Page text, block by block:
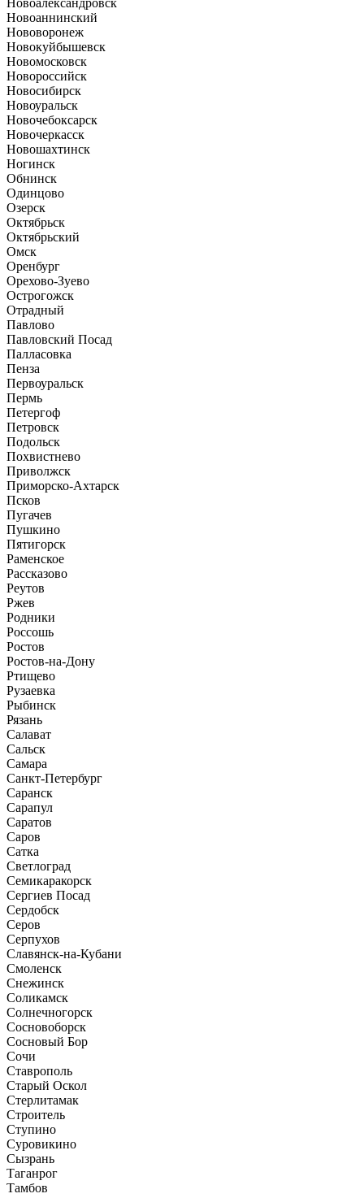
Новоалександровск
Новоаннинский
Нововоронеж
Новокуйбышевск
Новомосковск
Новороссийск
Новосибирск
Новоуральск
Новочебоксарск
Новочеркасск
Новошахтинск
Ногинск
Обнинск
Одинцово
Озерск
Октябрьск
Октябрьский
Омск
Оренбург
Орехово-Зуево
Острогожск
Отрадный
Павлово
Павловский Посад
Палласовка
Пенза
Первоуральск
Пермь
Петергоф
Петровск
Подольск
Похвистнево
Приволжск
Приморско-Ахтарск
Псков
Пугачев
Пушкино
Пятигорск
Раменское
Рассказово
Реутов
Ржев
Родники
Россошь
Ростов
Ростов-на-Дону
Ртищево
Рузаевка
Рыбинск
Рязань
Салават
Сальск
Самара
Санкт-Петербург
Саранск
Сарапул
Саратов
Саров
Сатка
Светлоград
Семикаракорск
Сергиев Посад
Сердобск
Серов
Серпухов
Славянск-на-Кубани
Смоленск
Снежинск
Соликамск
Солнечногорск
Сосновоборск
Сосновый Бор
Сочи
Ставрополь
Старый Оскол
Стерлитамак
Строитель
Ступино
Суровикино
Сызрань
Таганрог
Тамбов